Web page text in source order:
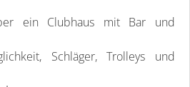
ein Clubhaus mit Bar und
Schläger, Trolleys und